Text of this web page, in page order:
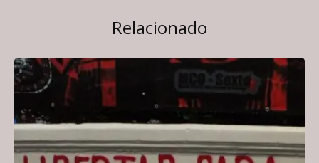
Relacionado